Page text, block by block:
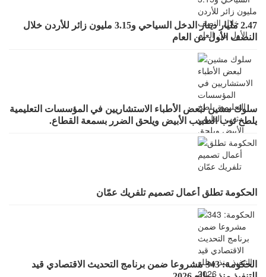
2.47 مليار دينار الدخل السياحي و3.15 مليون زائر للأردن خلال
النصف الأول من العام
سلوك مشين لبعض الأطباء الاستشاريين في المؤسسات التعليمية
يلطخ ثوب الطبيب الأبيض ويلحق الضرر بسمعة القطاع.
الحكومة تطلق أعمال تصميم تلفريك عمّان
الحكومة: 343 مشروعا ضمن برنامج التحديث الاقتصادي قيد